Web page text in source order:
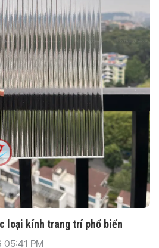
loại kính trang trí phổ biến
05:41 PM